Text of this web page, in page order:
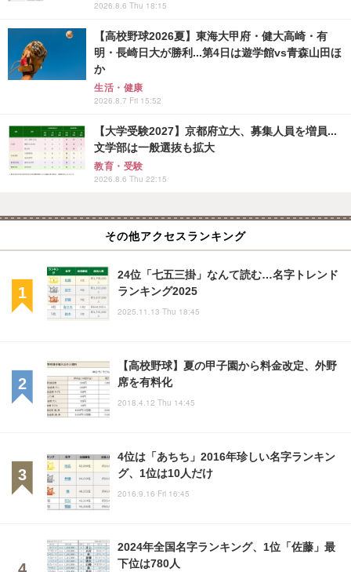
2026.8.6 Thu 18:15
【高校野球2026夏】東海大甲府・健大高崎・有
明・長崎日大が勝利...第4日は遊学館vs青森山田ほ
か
生活・健康
2026.8.7 Fri 15:52
【大学受験2027】京都府立大、募集人員を増員...
文学部は一般選抜も拡大
教育・受験
2026.8.6 Thu 22:15
その他アクセスランキング
24位「七五三掛」なんて読む…名字トレンド
ランキング2025
2025.11.13 Thu 18:45
【高校野球】夏の甲子園から料金改定、外野
席を有料化
2018.4.12 Thu 14:45
4位は「あちち」2016年珍しい名字ランキン
グ、1位は10人だけ
2016.9.16 Fri 16:45
2024年全国名字ランキング、1位「佐藤」最
下位は780人